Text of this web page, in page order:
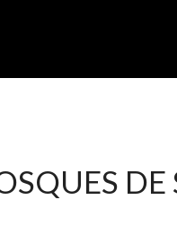
DE